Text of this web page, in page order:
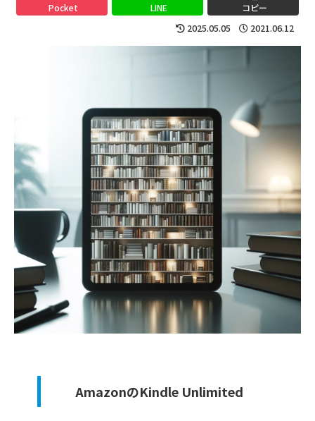
Pocket LINE コピー
2025.05.05 2021.06.12
AmazonのKindle Unlimited